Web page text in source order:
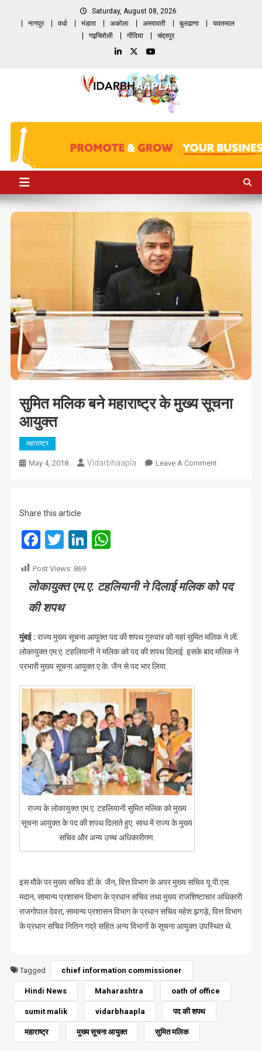
Saturday, August 08, 2026
नागपुर
वर्धा भंडारा अकोला अमरावती बुलढाणा
यवतमाल
गढ़चिरोली
गोंदिया चंद्रपुर
सुमित मलिक बने महाराष्ट्र के मुख्य सूचना
आयुक्त
महाराष्ट्र
May 4, 2018 Vidarbhaapla Leave A CommentOn
Share this article
Facebook
TwitterLinkedIn
WhatsApp
Post Views: 869
लोकायुक्त एम.ए. टहलियानी ने दिलाई मलिक को पद
की शपथ
मुंबई : राज्य मुख्य सूचना आयुक्त पद की शपथ गुरुवार को यहां सुमित मलिक ने ली.
लोकायुक्त एम.ए. टहलियानी ने मलिक को पद की शपथ दिलाई. इसके बाद मलिक ने
प्रभारी मुख्य सूचना आयुक्त ए.के. जैन से पद भार लिया.
राज्य के लोकायुक्त एम.ए. टहलियानी सुमित मलिक को मुख्य
सूचना आयुक्त के पद की शपथ दिलाते हुए. साथ में राज्य के मुख्य
सचिव और अन्य उच्च अधिकारीगण.
इस मौके पर मुख्य सचिव डी.के. जैन, वित्त विभाग के अपर मुख्य सचिव यू.पी.एस.
मदान, सामान्य प्रशासन विभाग के प्रधान सचिव तथा मुख्य राजशिष्टाचार अधिकारी
राजगोपाल देवरा, सामान्य प्रशासन विभाग के प्रधान सचिव महेश झगड़े, वित्त विभाग
के प्रधान सचिव नितिन गद्रे सहित अन्य विभागों के सूचना आयुक्त उपस्थित थे.
Tagged chief information commissioner
Hindi News Maharashtra oath of office
sumit malik vidarbhaapla पद की शपथ
महाराष्ट्र मुख्य सूचना आयुक्त सुमित मलिक